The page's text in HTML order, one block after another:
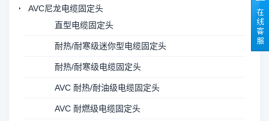
AVC尼龙电缆固定头
直型电缆固定头
耐热/耐寒级迷你型电缆固定头
耐热/耐寒级电缆固定头
AVC 耐热/耐油级电缆固定头
AVC 耐燃级电缆固定头